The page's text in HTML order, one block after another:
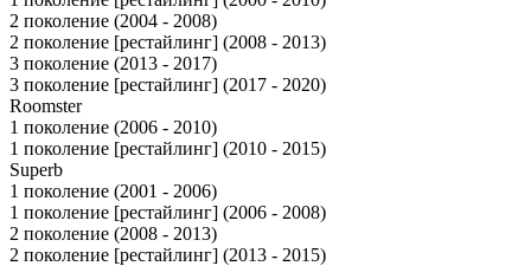
2 поколение (2004 - 2008)
2 поколение [рестайлинг] (2008 - 2013)
3 поколение (2013 - 2017)
3 поколение [рестайлинг] (2017 - 2020)
Roomster
1 поколение (2006 - 2010)
1 поколение [рестайлинг] (2010 - 2015)
Superb
1 поколение (2001 - 2006)
1 поколение [рестайлинг] (2006 - 2008)
2 поколение (2008 - 2013)
2 поколение [рестайлинг] (2013 - 2015)